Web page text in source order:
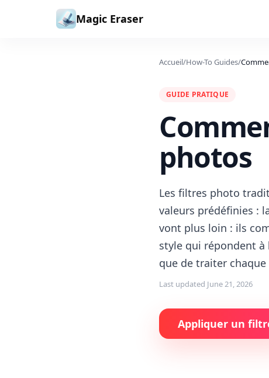
Aller au contenu
Magic Eraser
Accueil/How-To Guides/
GUIDE PRATIQUE
photos
Les filtres photo
valeurs prédéfinies :
vont plus loin : ils
style qui répondent
que de traiter
Last updated June 21, 2026
Appliquer un